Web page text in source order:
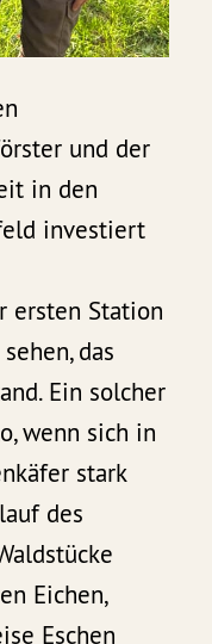
und der
in den
investiert
ersten Station
das
Ein solcher
wenn sich in
stark
des
Eichen,
Eschen